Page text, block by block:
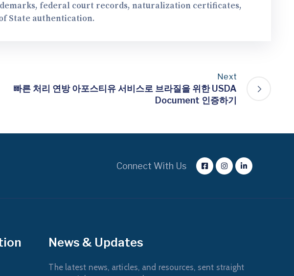
federal court records, naturalization certificates,
State authentication.
Next
빠른 처리 연방 아포스티유 서비스로 브라질을 위한 USDA
Document 인증하기
Connect With Us
News & Updates
The latest news, articles, and resources, sent straight